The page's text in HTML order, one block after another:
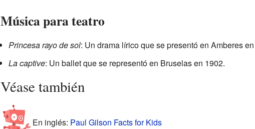
Música para teatro
Princesa rayo de sol: Un drama lírico que se presentó en Amberes
La captive: Un ballet que se representó en Bruselas en 1902.
Véase también
En inglés: Paul Gilson Facts for Kids